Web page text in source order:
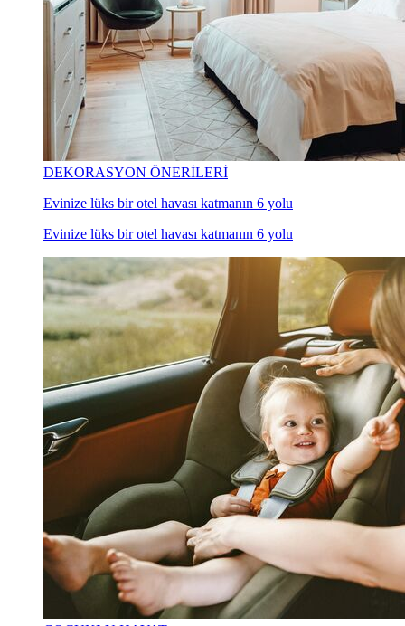
DEKORASYON ÖNERİLERİ
Evinize lüks bir otel havası katmanın 6 yolu
Evinize lüks bir otel havası katmanın 6 yolu